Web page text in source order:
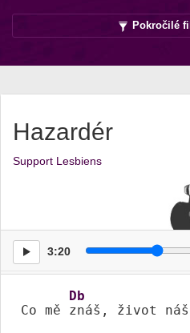
Pokročilé
Hazardér
Support Lesbiens
3:20
Co mě
Db
znáš, život